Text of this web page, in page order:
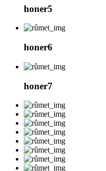
honer5
honer6
honer7